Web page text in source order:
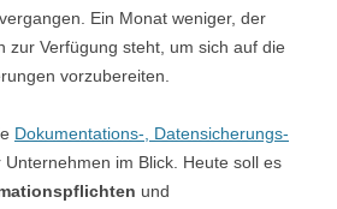
Ein Monat weniger, der
zur Verfügung steht, um sich auf die
vorzubereiten.
Dokumentations-, Datensicherungs-
Unternehmen im Blick. Heute soll es
und